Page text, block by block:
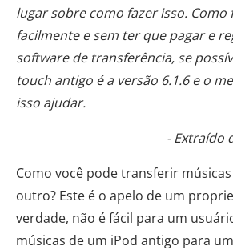
lugar sobre como fazer isso. Como
facilmente e sem ter que pagar e
software de transferência, se
touch antigo é a versão 6.1.6 e o
isso ajudar.
- Extraído
Como você pode transferir
outro? Este é o apelo de um
verdade, não é fácil para um
músicas de um iPod antigo para